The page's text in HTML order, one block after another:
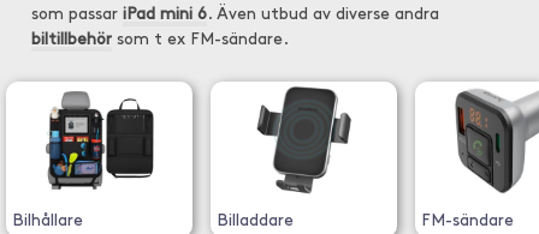
som passar iPad mini 6. Även utbud av diverse andra
biltillbehör som t ex FM-sändare.
Bilhållare Billaddare FM-sändare